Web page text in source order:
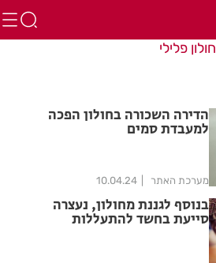
חולון פלילי
הדירה השכורה בחולון הפכה
למעבדת סמים
מערכת האתר 10.04.24
בנוסף לגננת מחולון, נעצרה
סייעת בחשד להתעללות